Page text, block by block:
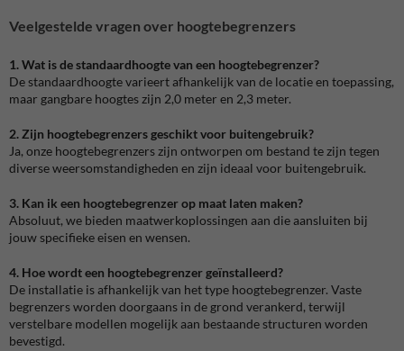
Veelgestelde vragen over hoogtebegrenzers
1. Wat is de standaardhoogte van een hoogtebegrenzer?
De standaardhoogte varieert afhankelijk van de locatie en toepassing,
maar gangbare hoogtes zijn 2,0 meter en 2,3 meter.
2. Zijn hoogtebegrenzers geschikt voor buitengebruik?
Ja, onze hoogtebegrenzers zijn ontworpen om bestand te zijn tegen
diverse weersomstandigheden en zijn ideaal voor buitengebruik.
3. Kan ik een hoogtebegrenzer op maat laten maken?
Absoluut, we bieden maatwerkoplossingen aan die aansluiten bij
jouw specifieke eisen en wensen.
4. Hoe wordt een hoogtebegrenzer geïnstalleerd?
De installatie is afhankelijk van het type hoogtebegrenzer. Vaste
begrenzers worden doorgaans in de grond verankerd, terwijl
verstelbare modellen mogelijk aan bestaande structuren worden
bevestigd.